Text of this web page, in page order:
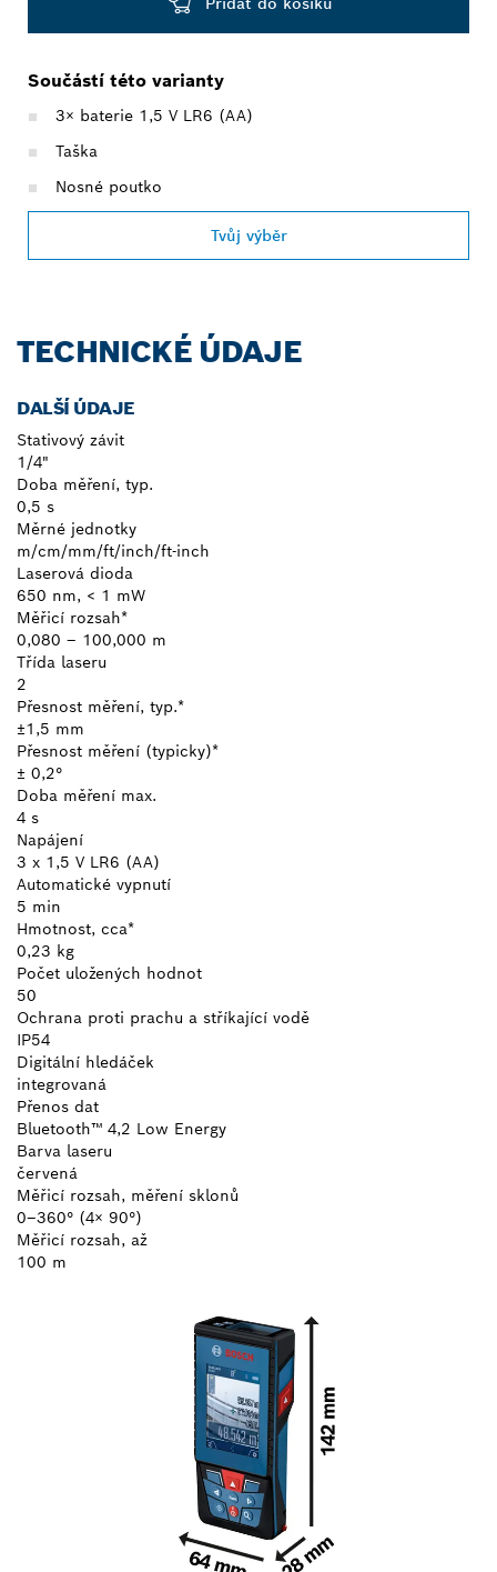
Součástí této varianty
3× baterie 1,5 V LR6 (AA)
Taška
Nosné poutko
Tvůj výběr
TECHNICKÉ ÚDAJE
DALŠÍ ÚDAJE
Stativový závit
1/4"
Doba měření, typ.
0,5 s
Měrné jednotky
m/cm/mm/ft/inch/ft-inch
Laserová dioda
650 nm, < 1 mW
Měřicí rozsah*
0,080 – 100,000 m
Třída laseru
2
Přesnost měření, typ.*
±1,5 mm
Přesnost měření (typicky)*
± 0,2°
Doba měření max.
4 s
Napájení
3 x 1,5 V LR6 (AA)
Automatické vypnutí
5 min
Hmotnost, cca*
0,23 kg
Počet uložených hodnot
50
Ochrana proti prachu a stříkající vodě
IP54
Digitální hledáček
integrovaná
Přenos dat
Bluetooth™ 4,2 Low Energy
Barva laseru
červená
Měřicí rozsah, měření sklonů
0–360° (4× 90°)
Měřicí rozsah, až
100 m